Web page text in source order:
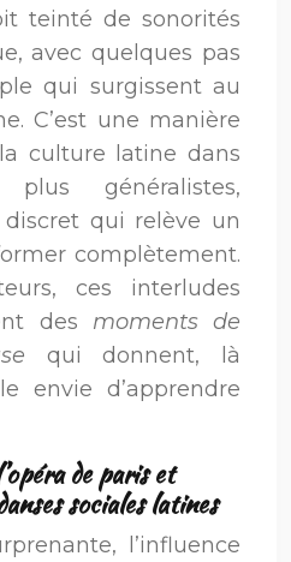
teinté de sonorités
avec quelques pas
qui surgissent au
C’est une manière
culture latine dans
généralistes,
qui relève un
complètement.
ces interludes
des moments de
qui donnent, là
envie d’apprendre
de paris et
sociales latines
l’influence